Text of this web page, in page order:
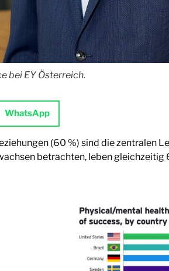
bei EY Österreich.
WhatsApp
(60 %) sind die zentralen
betrachten, leben gleichzeitig